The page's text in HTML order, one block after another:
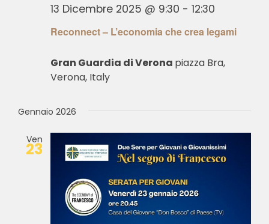
Reconnect – L’economia che crea legami
13 Dicembre 2025 @ 9:30 - 12:30
Gran Guardia di Verona piazza Bra,
Verona, Italy
Gennaio 2026
Ven
23